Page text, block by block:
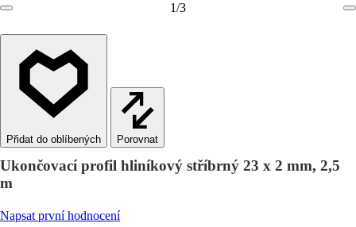
1/3
Porovnat
Ukončovací profil hliníkový stříbrný 23 x 2 mm, 2,5
m
Napsat první hodnocení